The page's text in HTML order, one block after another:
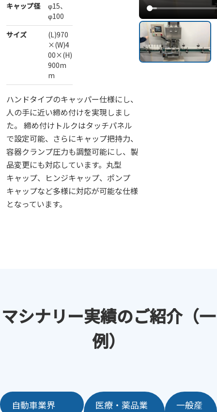
キャップ径
φ15、
φ100
サイズ
(L)970
×(W)4
00×(H)
900m
m
ハンドタイプのキャッパー仕様にし、
人の手に近い締め付けを実現しまし
た。 締め付けトルクはタッチパネル
で設定可能、さらにキャップ把持力、
容器クランプ圧力も調整可能にし、製
品変更にも対応しています。丸型
キャップ、ヒンジキャップ、ポンプ
キャップなど多様に対応が可能な仕様
となっています。
マシナリー実績のご紹介（一
例）
自動車業界
医療・薬品業
一般産